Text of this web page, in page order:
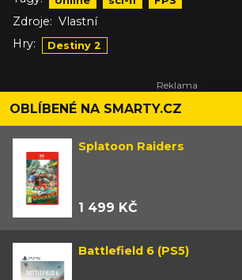
OBLÍBENÉ NA SMARTY.CZ
Splatoon Raiders
1 499 KČ
Battlefield 6 (PS5)
Zdroje: Vlastní
Hry:
Destiny 2